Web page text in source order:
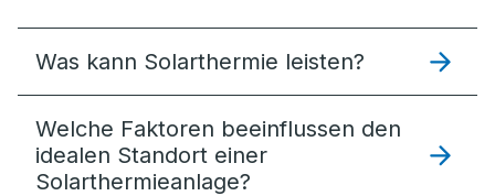
Was kann Solarthermie leisten?
Welche Faktoren beeinflussen den
idealen Standort einer
Solarthermieanlage?